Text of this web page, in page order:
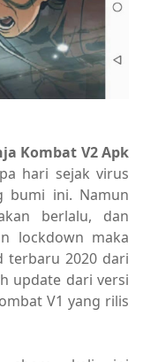
Kombat V2 Apk
hari sejak virus
bumi ini. Namun
berlalu, dan
lockdown maka
terbaru 2020 dari
update dari versi
V1 yang rilis